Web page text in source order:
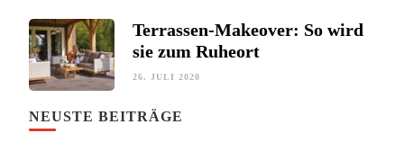
Terrassen-Makeover: So wird
sie zum Ruheort
26. JULI 2020
NEUSTE BEITRÄGE